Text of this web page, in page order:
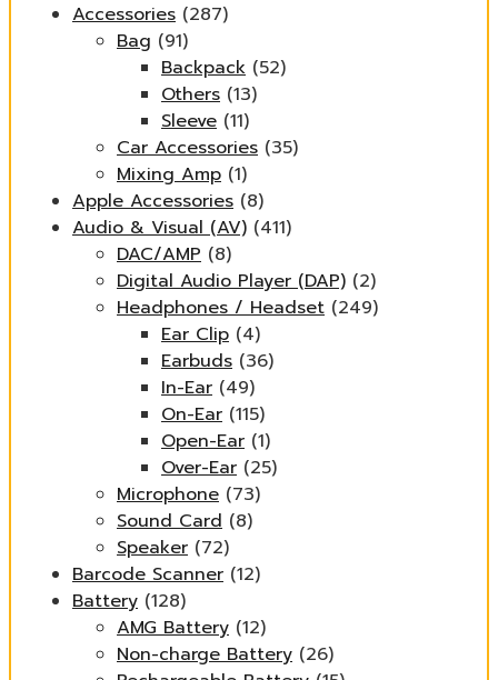
Accessories (287)
Bag (91)
Backpack (52)
Others (13)
Sleeve (11)
Car Accessories (35)
Mixing Amp (1)
Apple Accessories (8)
Audio & Visual (AV) (411)
DAC/AMP (8)
Digital Audio Player (DAP) (2)
Headphones / Headset (249)
Ear Clip (4)
Earbuds (36)
In-Ear (49)
On-Ear (115)
Open-Ear (1)
Over-Ear (25)
Microphone (73)
Sound Card (8)
Speaker (72)
Barcode Scanner (12)
Battery (128)
AMG Battery (12)
Non-charge Battery (26)